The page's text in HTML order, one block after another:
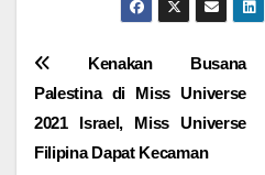
Indonesia segera
UMP 2024. Menteri
(Menaker) Ida Fauziyah
sudah meminta gubernur
di seluruh provinsi untuk
menetapkan dan
Navigasi
pos
Kenakan Busana
Palestina di Miss Universe
2021 Israel, Miss Universe
Filipina Dapat Kecaman